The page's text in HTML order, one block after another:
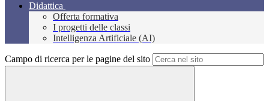
Didattica
Offerta formativa
I progetti delle classi
Intelligenza Artificiale (AI)
Campo di ricerca per le pagine del sito